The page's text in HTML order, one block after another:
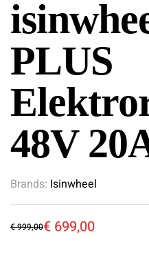
PLUS
48V
Brands: Isinwheel
€999,00€ 699,00